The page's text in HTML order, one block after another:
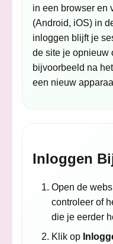
in een browser en
(Android, iOS) in
inloggen blijft je
de site je opnieuw
bijvoorbeeld na
een nieuw
Inloggen
Open de
controleer of
die je eerder
Klik op